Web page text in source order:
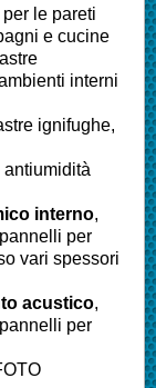
le pareti
e cucine
interni
ignifughe,
antiumidità
interno,
per
vari spessori
acustico,
per